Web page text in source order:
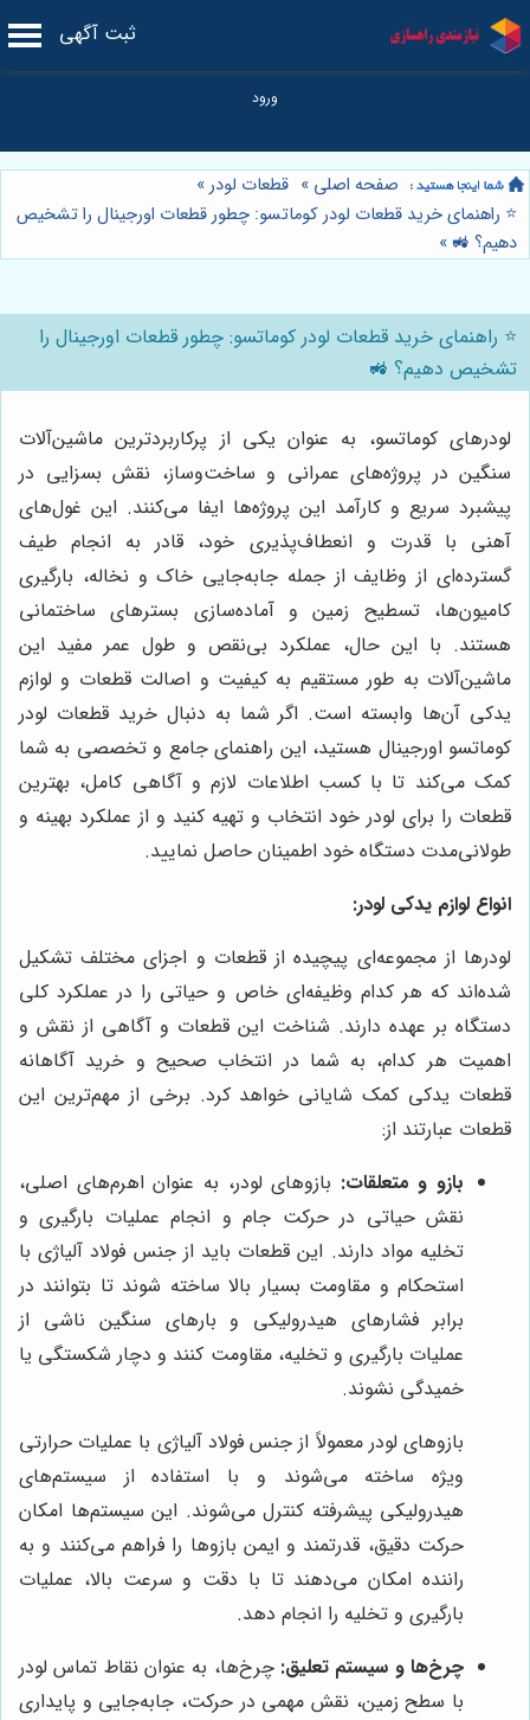
ثبت آگهی
صفحه اصلی » قطعات لودر»
⭐️ راهنمای خرید قطعات لودر کوماتسو: چطور قطعات اورجینال را تشخیص
دهیم؟ 🚜 »
⭐️ راهنمای خرید قطعات لودر کوماتسو: چطور قطعات اورجینال را
تشخیص دهیم؟ 🚜
لودرهای کوماتسو، به عنوان یکی از پرکاربردترین ماشین‌آلات
سنگین در پروژه‌های عمرانی و ساخت‌وساز، نقش بسزایی در
پیشبرد سریع و کارآمد این پروژه‌ها ایفا می‌کنند. این غول‌های
آهنی با قدرت و انعطاف‌پذیری خود، قادر به انجام طیف
گسترده‌ای از وظایف از جمله جابه‌جایی خاک و نخاله، بارگیری
کامیون‌ها، تسطیح زمین و آماده‌سازی بسترهای ساختمانی
هستند. با این حال، عملکرد بی‌نقص و طول عمر مفید این
ماشین‌آلات به طور مستقیم به کیفیت و اصالت قطعات و لوازم
یدکی آن‌ها وابسته است. اگر شما به دنبال خرید قطعات لودر
کوماتسو اورجینال هستید، این راهنمای جامع و تخصصی به شما
کمک می‌کند تا با کسب اطلاعات لازم و آگاهی کامل، بهترین
قطعات را برای لودر خود انتخاب و تهیه کنید و از عملکرد بهینه و
طولانی‌مدت دستگاه خود اطمینان حاصل نمایید.
انواع لوازم یدکی لودر:
لودرها از مجموعه‌ای پیچیده از قطعات و اجزای مختلف تشکیل
شده‌اند که هر کدام وظیفه‌ای خاص و حیاتی را در عملکرد کلی
دستگاه بر عهده دارند. شناخت این قطعات و آگاهی از نقش و
اهمیت هر کدام، به شما در انتخاب صحیح و خرید آگاهانه
قطعات یدکی کمک شایانی خواهد کرد. برخی از مهم‌ترین این
قطعات عبارتند از:
بازو و متعلقات: بازوهای لودر، به عنوان اهرم‌های اصلی،
نقش حیاتی در حرکت جام و انجام عملیات بارگیری و
تخلیه مواد دارند. این قطعات باید از جنس فولاد آلیاژی با
استحکام و مقاومت بسیار بالا ساخته شوند تا بتوانند در
برابر فشارهای هیدرولیکی و بارهای سنگین ناشی از
عملیات بارگیری و تخلیه، مقاومت کنند و دچار شکستگی یا
خمیدگی نشوند.
بازوهای لودر معمولاً از جنس فولاد آلیاژی با عملیات حرارتی
ویژه ساخته می‌شوند و با استفاده از سیستم‌های
هیدرولیکی پیشرفته کنترل می‌شوند. این سیستم‌ها امکان
حرکت دقیق، قدرتمند و ایمن بازوها را فراهم می‌کنند و به
راننده امکان می‌دهند تا با دقت و سرعت بالا، عملیات
بارگیری و تخلیه را انجام دهد.
چرخ‌ها و سیستم تعلیق: چرخ‌ها، به عنوان نقاط تماس لودر
با سطح زمین، نقش مهمی در حرکت، جابه‌جایی و پایداری